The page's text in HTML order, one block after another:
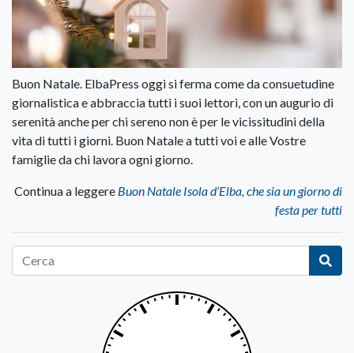
Buon Natale. ElbaPress oggi si ferma come da consuetudine
giornalistica e abbraccia tutti i suoi lettori, con un augurio di
serenità anche per chi sereno non è per le vicissitudini della
vita di tutti i giorni. Buon Natale a tutti voi e alle Vostre
famiglie da chi lavora ogni giorno.
Continua a leggere Buon Natale Isola d’Elba, che sia un giorno di
festa per tutti